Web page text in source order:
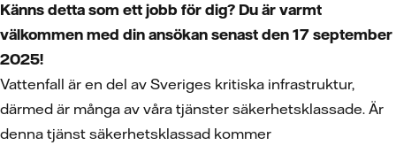
Känns detta som ett jobb för dig? Du är varmt
välkommen med din ansökan senast den 17 september
2025!
Vattenfall är en del av Sveriges kritiska infrastruktur,
därmed är många av våra tjänster säkerhetsklassade. Är
denna tjänst säkerhetsklassad kommer